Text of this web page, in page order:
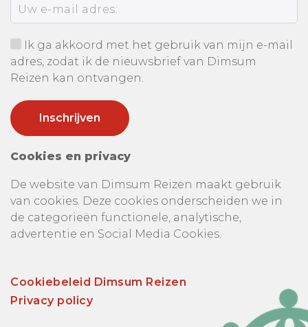
Ik ga akkoord met het gebruik van mijn e-mail
adres, zodat ik de nieuwsbrief van Dimsum
Reizen kan ontvangen.
Cookies en privacy
De website van Dimsum Reizen maakt gebruik
van cookies. Deze cookies onderscheiden we in
de categorieën functionele, analytische,
advertentie en Social Media Cookies.
Cookiebeleid Dimsum Reizen
Privacy policy